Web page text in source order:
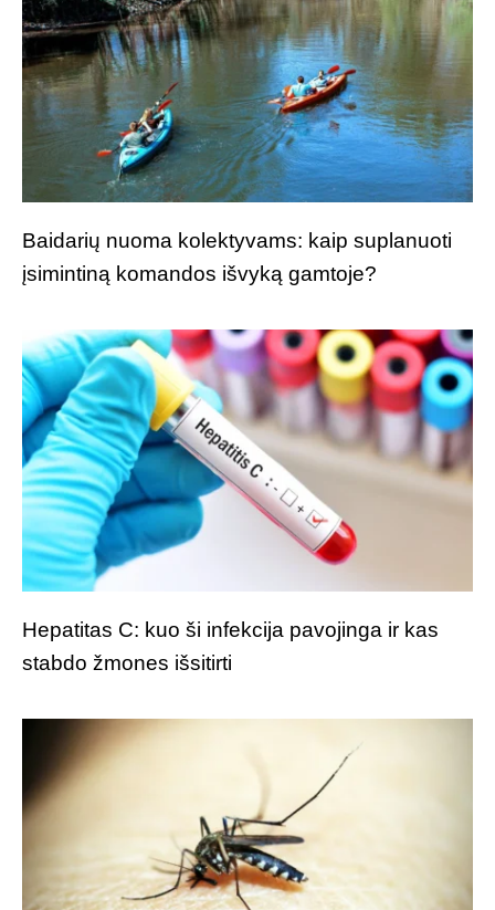
Baidarių nuoma kolektyvams: kaip suplanuoti
įsimintiną komandos išvyką gamtoje?
Hepatitas C: kuo ši infekcija pavojinga ir kas
stabdo žmones išsitirti